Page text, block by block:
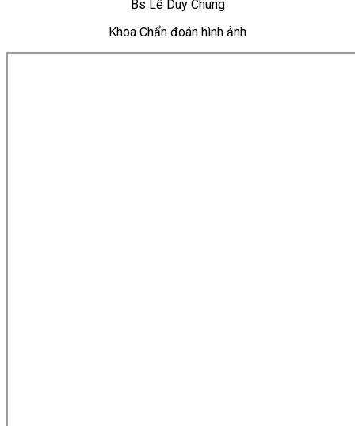
Bs Lê Duy Chung
Khoa Chẩn đoán hình ảnh